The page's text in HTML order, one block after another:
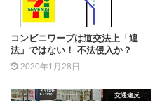
コンビニワープは道交法上「違
法」ではない！ 不法侵入か？
2020年1月28日
交通違反